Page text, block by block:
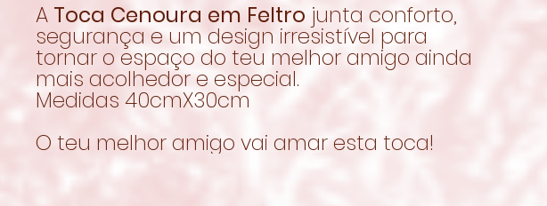
A Toca Cenoura em Feltro junta conforto,
segurança e um design irresistível para
tornar o espaço do teu melhor amigo ainda
mais acolhedor e especial.
Medidas 40cmX30cm
O teu melhor amigo vai amar esta toca!